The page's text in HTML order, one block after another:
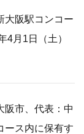
大阪駅コンコー
4月1日（土）
阪市、代表：中
ース内に保有す